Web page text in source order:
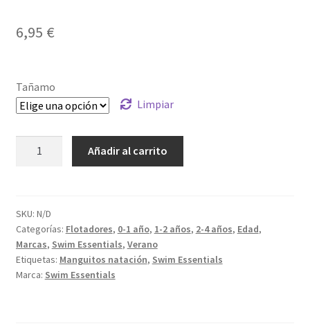
6,95 €
Tañamo
Limpiar
Añadir al carrito
SKU: N/D
Categorías: Flotadores, 0-1 año, 1-2 años, 2-4 años, Edad,
Marcas, Swim Essentials, Verano
Etiquetas: Manguitos natación, Swim Essentials
Marca: Swim Essentials